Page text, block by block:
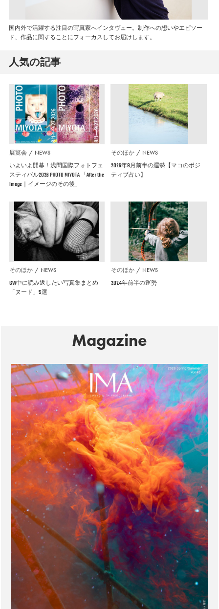
国内外で活躍する注目の写真家へインタヴュー。制作への想いやエピソー
ド、作品に関することにフォーカスしてお届けします。
人気の記事
展覧会 NEWS
いよいよ開幕！浅間国際フォトフェ
スティバル2026 PHOTO MIYOTA 「After the
Image｜イメージのその後」
そのほか NEWS
2026年8月前半の運勢【マコのポジ
ティブ占い】
そのほか NEWS
GW中に読み返したい写真集まとめ
「ヌード」5選
そのほか NEWS
2024年前半の運勢
Magazine